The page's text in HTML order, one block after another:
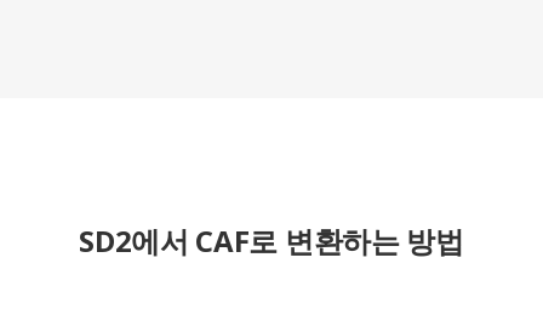
SD2에서 CAF로 변환하는 방법